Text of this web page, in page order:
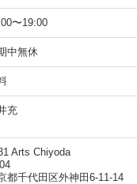
〜19:00
中無休
充
Arts Chiyoda
都千代田区外神田6-11-14